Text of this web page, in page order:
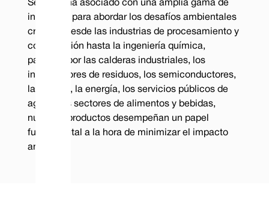
Seals se ha asociado con una amplia gama de
industrias para abordar los desafíos ambientales
críticos. Desde las industrias de procesamiento y
construcción hasta la ingeniería química,
pasando por las calderas industriales, los
incineradores de residuos, los semiconductores,
la minería, la energía, los servicios públicos de
agua y los sectores de alimentos y bebidas,
nuestros productos desempeñan un papel
fundamental a la hora de minimizar el impacto
ambiental